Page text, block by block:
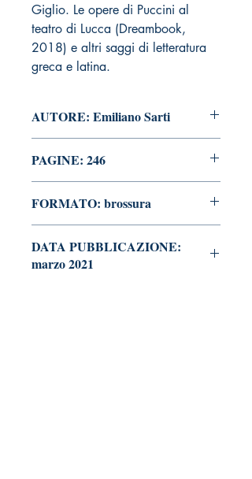
Giglio. Le opere di Puccini al
teatro di Lucca (Dreambook,
2018) e altri saggi di letteratura
greca e latina.
AUTORE: Emiliano Sarti
PAGINE: 246
FORMATO: brossura
DATA PUBBLICAZIONE:
marzo 2021